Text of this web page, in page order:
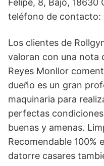
Felipe, 8, Bajo, 18630
teléfono de contacto:
Los clientes de
valoran con una nota
Reyes Monllor
dueño es un gran
maquinaria para
perfectas
buenas y amenas.
Recomendable 100%
datorre casares